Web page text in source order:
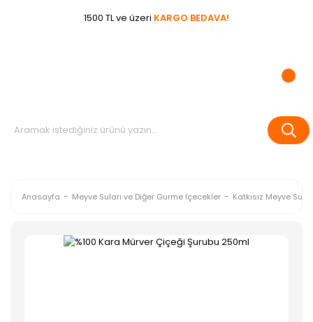
1500 TL ve üzeri KARGO BEDAVA!
Anasayfa Meyve Suları ve Diğer Gurme İçecekler Katkısız Meyve